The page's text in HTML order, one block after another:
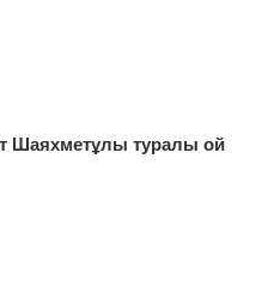
Шаяхметұлы туралы ой